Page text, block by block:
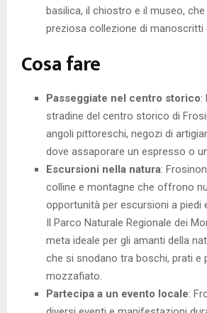
basilica, il chiostro e il museo,
preziosa collezione di manoscritti
Cosa fare
Passeggiate nel centro storico:
stradine del centro storico di
angoli pittoreschi, negozi di
dove assaporare un espresso o
Escursioni nella natura:
colline e montagne che offrono
opportunità per escursioni a piedi
Il Parco Naturale Regionale dei
meta ideale per gli amanti della
che si snodano tra boschi, prati e
mozzafiato.
Partecipa a un evento locale: